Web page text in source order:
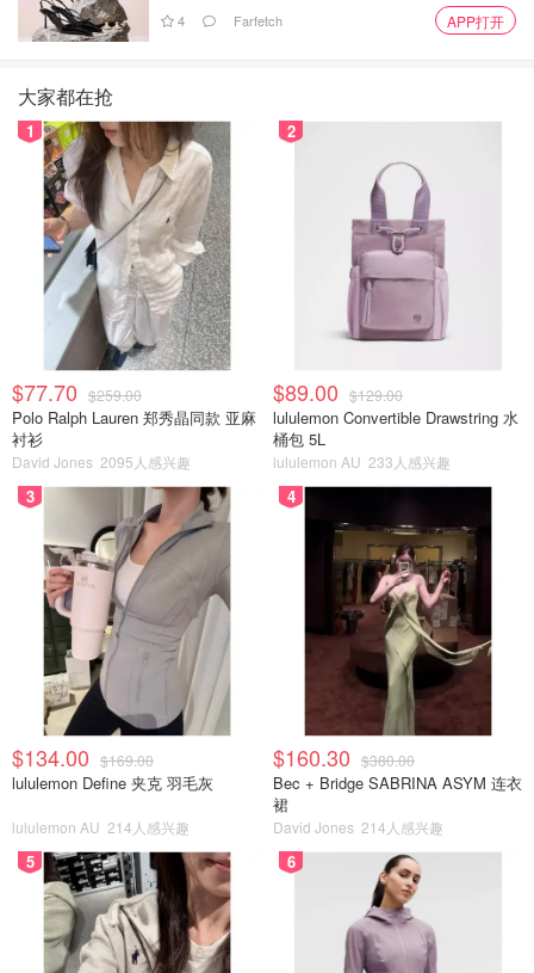
4 Farfetch APP打开
大家都在抢
1
$77.70 $259.00
Polo Ralph Lauren 郑秀晶同款 亚麻
衬衫
David Jones 2095人感兴趣
2
$89.00 $129.00
lululemon Convertible Drawstring 水
桶包 5L
lululemon AU 233人感兴趣
3
$134.00 $169.00
lululemon Define 夹克 羽毛灰
lululemon AU 214人感兴趣
4
$160.30 $380.00
Bec + Bridge SABRINA ASYM 连衣
裙
David Jones 214人感兴趣
5 6